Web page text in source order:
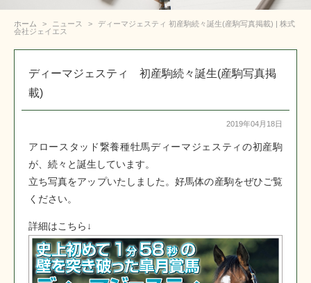
ホーム ニュース
ディーマジェスティ 初産駒続々誕生(産駒写真掲載) | 株式
会社ジェイエス
ディーマジェスティ 初産駒続々誕生(産駒写真掲
載)
2019年04月18日
アロースタッド繋養種牡馬ディーマジェスティの初産駒
が、続々と誕生しています。
立ち写真をアップいたしました。好馬体の産駒をぜひご覧
ください。
詳細はこちら↓